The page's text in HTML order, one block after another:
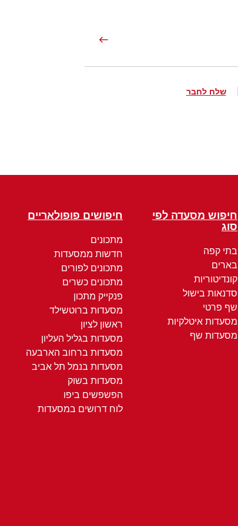
שלח לחבר
חיפוש מסעדה לפי
סוג
בתי קפה
בארים
קונדיטוריות
סדנאות בישול
שף פרטי
מסעדות איטלקיות
מסעדות שף
חיפושים פופולאריים
מתכונים
חדשות ממסעדות
מתכונים לפורים
מתכונים כשרים
פנקייק מתכון
מסעדות ברוטשילד
ראשון לציון
מסעדות בגליל העליון
מסעדות ברחוב הארבעה
מסעדות בנמל תל אביב
מסעדות בשוק
הפשפשים ביפו
לוח דרושים במסעדות